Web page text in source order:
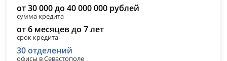
от 30 000 до 40 000 000 рублей
сумма кредита
от 6 месяцев до 7 лет
срок кредита
30 отделений
офисы в Севастополе